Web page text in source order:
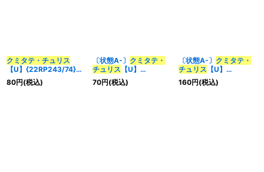
クミタテ・チュリス
【U】{22RP243/74}
《火》
80円(税込)
〔状態A-〕 クミタテ・
チュリス 【U】
{22RP243/74}《火》
70円(税込)
〔状態A-〕 クミタテ・
チュリス 【U】
{22RP2X43/74}《火》
160円(税込)